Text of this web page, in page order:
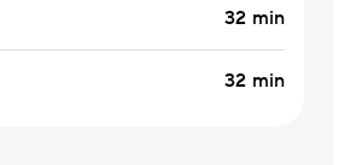
32 min
32 min